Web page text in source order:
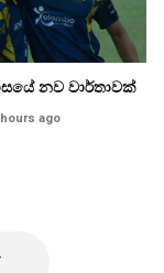
නව වාර්තාවක්
hours ago